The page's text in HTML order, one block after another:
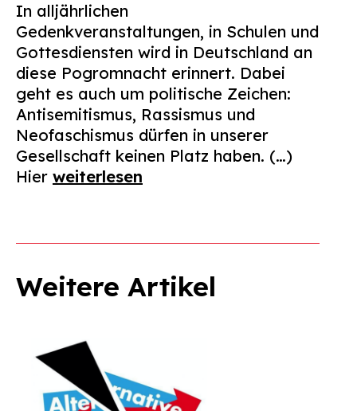
In alljährlichen
Gedenkveranstaltungen, in Schulen und
Gottesdiensten wird in Deutschland an
diese Pogromnacht erinnert. Dabei
geht es auch um politische Zeichen:
Antisemitismus, Rassismus und
Neofaschismus dürfen in unserer
Gesellschaft keinen Platz haben. (…)
Hier weiterlesen
Weitere Artikel